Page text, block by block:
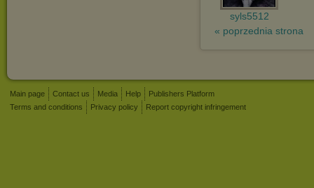
syls5512
« poprzednia strona
Main page Contact us Media Help
Publishers Platform
Terms and conditions
Privacy policy Report copyright infringement